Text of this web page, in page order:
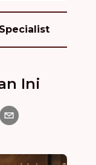
Ini